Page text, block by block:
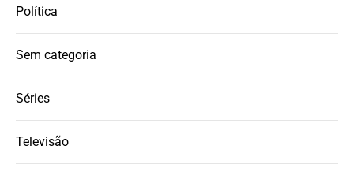
Política
Sem categoria
Séries
Televisão